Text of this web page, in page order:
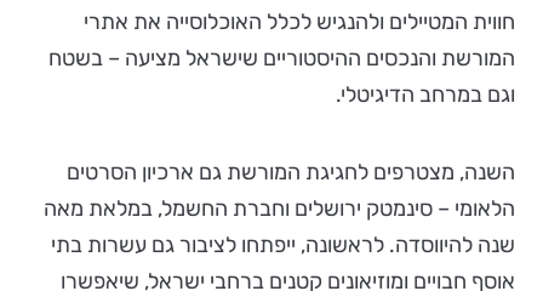
חווית המטיילים ולהנגיש לכלל האוכלוסייה את אתרי
המורשת והנכסים ההיסטוריים שישראל מציעה – בשטח
וגם במרחב הדיגיטלי.
השנה, מצטרפים לחגיגת המורשת גם ארכיון הסרטים
הלאומי – סינמטק ירושלים וחברת החשמל, במלאת מאה
שנה להיווסדה. לראשונה, ייפתחו לציבור גם עשרות בתי
אוסף חבויים ומוזיאונים קטנים ברחבי ישראל, שיאפשרו